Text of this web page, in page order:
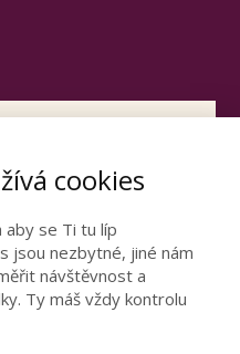
se dozvíte
15leté praxe.
cookies
aby se Ti tu líp
jsou nezbytné, jiné nám
návštěvnost a
Ty máš vždy kontrolu